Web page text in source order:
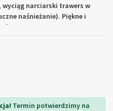
wyciąg narciarski trawers w
naśnieżanie). Piękne i
Termin potwierdzimy na